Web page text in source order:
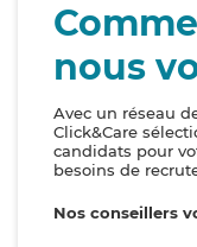
nous
Avec un réseau
Click&Care
candidats pour
besoins de
Nos conseillers